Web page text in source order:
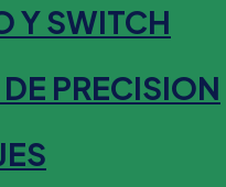
Y SWITCH
PRECISION